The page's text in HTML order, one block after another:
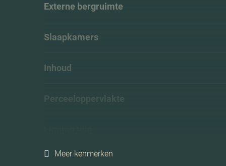
Externe bergruimte
Slaapkamers
Inhoud
Perceeloppervlakte
Energielabel
Meer kenmerken